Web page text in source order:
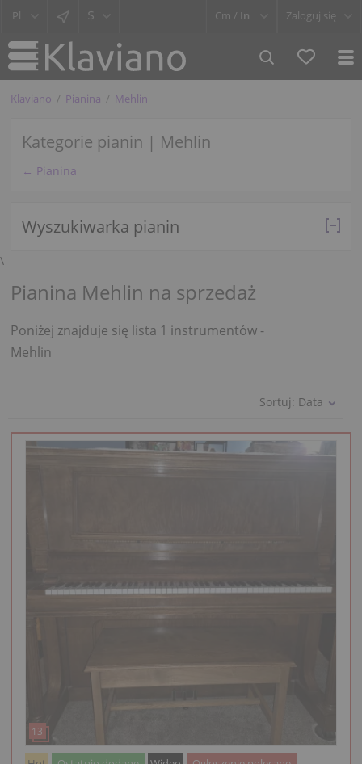
$ Cm / In Zaloguj się
Klaviano Pianina Mehlin
Kategorie pianin | Mehlin
← Pianina
Wyszukiwarka pianin
\
Pianina Mehlin na sprzedaż
Poniżej znajduje się lista 1 instrumentów -
Mehlin
Sortuj: Data